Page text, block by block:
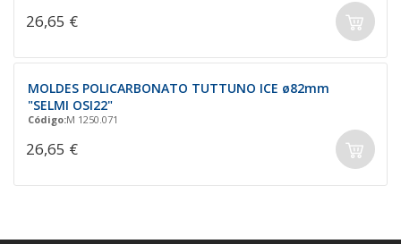
26,65 €
MOLDES POLICARBONATO TUTTUNO ICE ø82mm
"SELMI OSI22"
Código:M 1250.071
26,65 €